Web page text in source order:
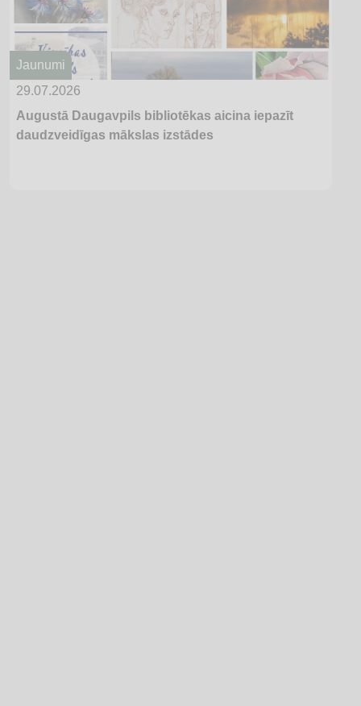
Jaunumi
29.07.2026
Augustā Daugavpils bibliotēkas aicina iepazīt
daudzveidīgas mākslas izstādes